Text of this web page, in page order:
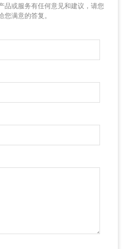
品或服务有任何意见和建议，请您
满意的答复。